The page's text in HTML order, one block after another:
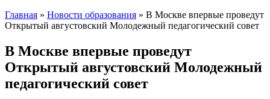
Главная » Новости образования » В Москве впервые проведут
Открытый августовский Молодежный педагогический совет
В Москве впервые проведут
Открытый августовский Молодежный
педагогический совет